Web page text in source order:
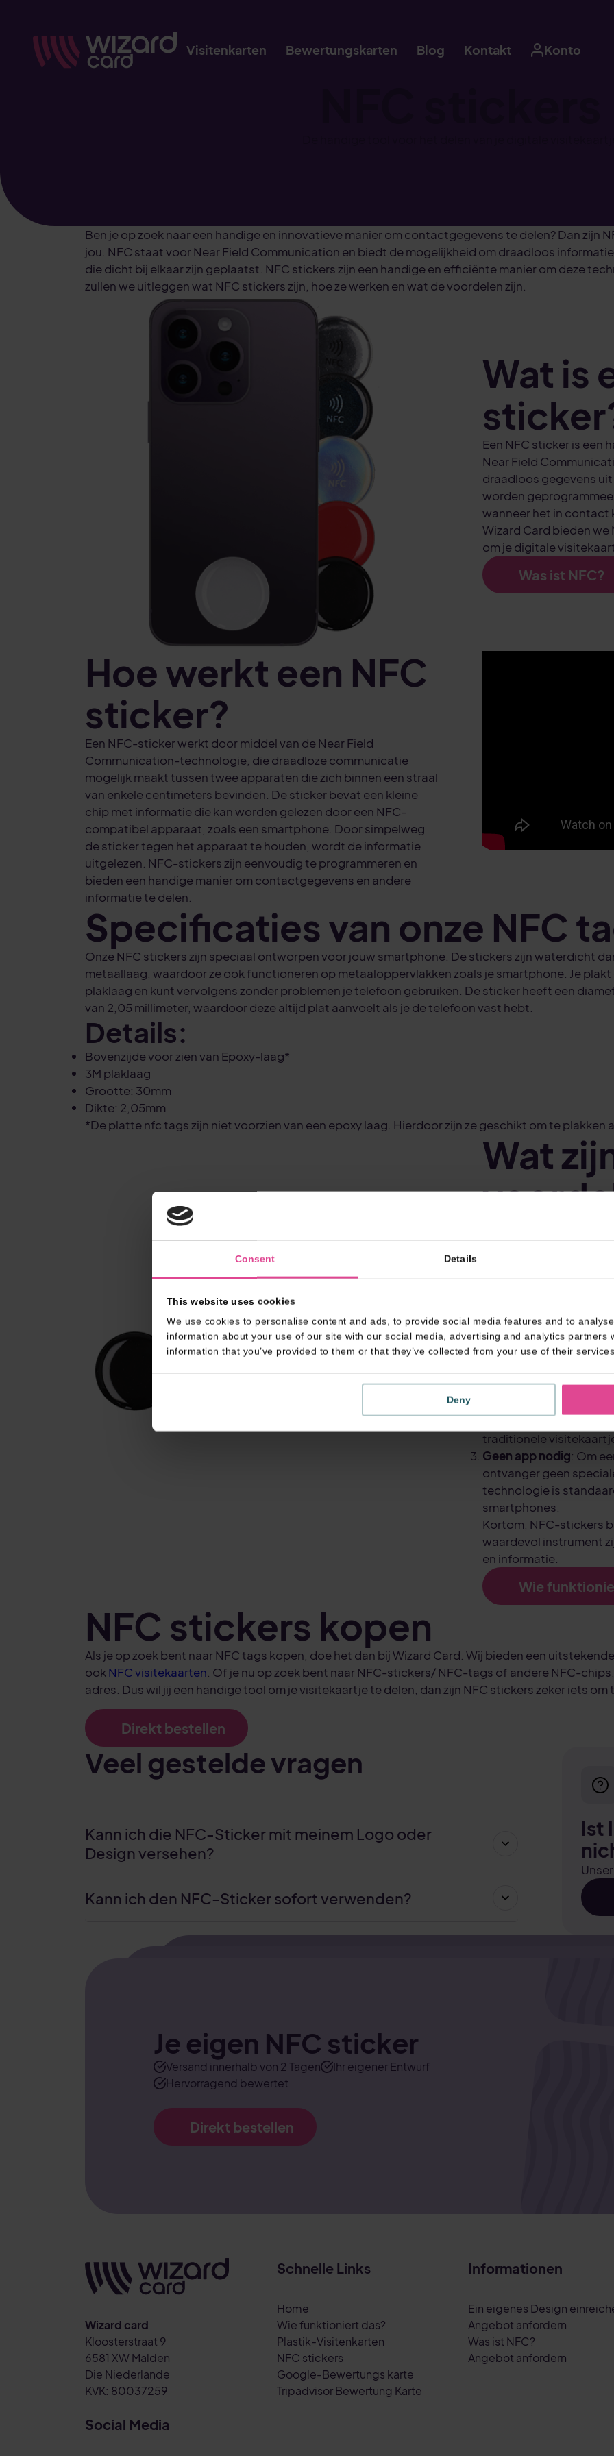
Consent Details
This website uses cookies
We use cookies to personalise content and ads, to provide social media features and to
information about your use of our site with our social media, advertising and analytics partners
information that you’ve provided to them or that they’ve collected from your use of their
Deny
Visitenkarten Bewertungskarten Blog Kontakt Konto
Ben je op zoek naar een handige en innovatieve manier om contactgegevens te delen? Dan zijn
jou. NFC staat voor Near Field Communication en biedt de mogelijkheid om draadloos
die dicht bij elkaar zijn geplaatst. NFC stickers zijn een handige en efficiënte manier om deze
zullen we uitleggen wat NFC stickers zijn, hoe ze werken en wat de voordelen zijn.
Wat is
Een NFC sticker is een
Near Field
draadloos gegevens
worden
wanneer het in contact
Wizard Card bieden we
om je digitale
Was ist NFC?
Hoe werkt een NFC
sticker?
Een NFC-sticker werkt door middel van de Near Field
Communication-technologie, die draadloze communicatie
mogelijk maakt tussen twee apparaten die zich binnen een straal
van enkele centimeters bevinden. De sticker bevat een kleine
chip met informatie die kan worden gelezen door een NFC-
compatibel apparaat, zoals een smartphone. Door simpelweg
de sticker tegen het apparaat te houden, wordt de informatie
uitgelezen. NFC-stickers zijn eenvoudig te programmeren en
bieden een handige manier om contactgegevens en andere
informatie te delen.
Specificaties van onze NFC
Onze NFC stickers zijn speciaal ontworpen voor jouw smartphone. De stickers zijn waterdicht
metaallaag, waardoor ze ook functioneren op metaaloppervlakken zoals je smartphone. Je
plaklaag en kunt vervolgens zonder problemen je telefoon gebruiken. De sticker heeft een
van 2,05 millimeter, waardoor deze altijd plat aanvoelt als je de telefoon vast hebt.
Details:
Bovenzijde voor zien van Epoxy-laag*
3M plaklaag
Grootte: 30mm
Dikte: 2,05mm
*De platte nfc tags zijn niet voorzien van een epoxy laag. Hierdoor zijn ze geschikt om te plakken
Wat
NFC-stickers bieden
traditionele
Gemakkelijk te
digitale visitekaartje
sticker tegen een
digitale visitekaartje
hun telefoonboek.
:
gebruikt kan worden,
traditionele
Geen app nodig: Om
ontvanger geen
technologie is
smartphones.
Kortom, NFC-stickers
waardevol instrument
en informatie.
Wie
NFC stickers kopen
Als je op zoek bent naar NFC tags kopen, doe het dan bij Wizard Card. Wij bieden een
ook NFC visitekaarten . Of je nu op zoek bent naar NFC-stickers/ NFC-tags of andere NFC-
adres. Dus wil jij een handige tool om je visitekaartje te delen, dan zijn NFC stickers zeker iets om
Direkt bestellen
Veel gestelde vragen
Kann ich die NFC-Sticker mit meinem Logo oder
Design versehen?
Kann ich den NFC-Sticker sofort verwenden?
Ist
Je eigen NFC sticker
Versand innerhalb von 2 Tagen
Ihr eigener Entwurf
Hervorragend bewertet
Direkt bestellen
Wizard card
Kloosterstraat 9
6581 XW Malden
Die Niederlande
KVK: 80037259
Schnelle Links
Home
Wie funktioniert das?
Plastik-Visitenkarten
NFC stickers
Google-Bewertungs karte
Tripadvisor Bewertung Karte
Informationen
Ein eigenes Design
Angebot anfordern
Was ist NFC?
Angebot anfordern
Social Media